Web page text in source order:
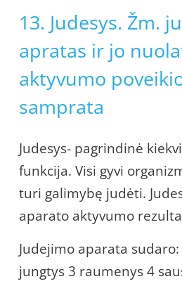
13. Judesys. Žm.
apratas ir jo
aktyvumo
samprata
Judesys- pagrindinė
funkcija. Visi gyvi
turi galimybę judėti.
aparato aktyvumo
Judejimo aparata
jungtys 3 raumenys 4